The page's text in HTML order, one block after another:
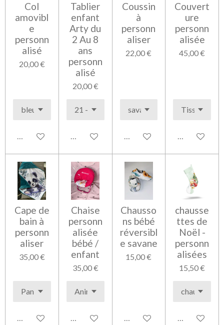
Col
amovibl
e
personn
alisé
20,00 €
Voir les détails
Tablier
enfant
Arty du
2 Au 8
ans
personn
alisé
20,00 €
Voir les détails
Coussin
à
personn
aliser
22,00 €
Voir les détails
Couvert
ure
personn
alisée
45,00 €
Voir les
Cape de
bain à
personn
aliser
35,00 €
Voir les détails
Chaise
personn
alisée
bébé /
enfant
35,00 €
Voir les détails
Chausso
ns bébé
réversibl
e savane
15,00 €
Voir les détails
chausse
ttes de
Noël -
personn
alisées
15,50 €
Voir les